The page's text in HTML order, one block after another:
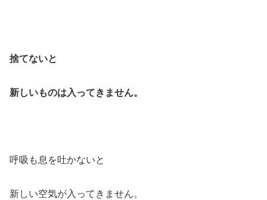
捨てないと
新しいものは入ってきません。
呼吸も息を吐かないと
新しい空気が入ってきません。